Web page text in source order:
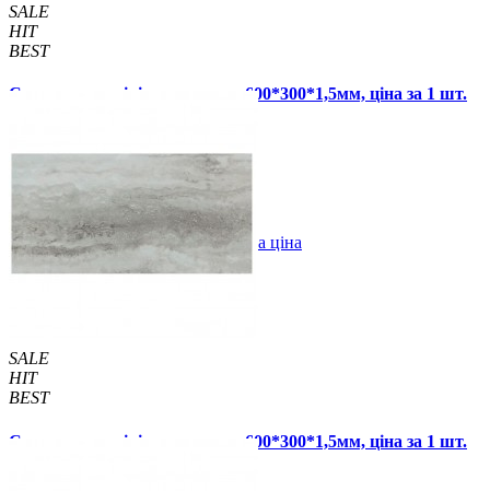
SALE
HIT
BEST
Самоклеюча вінілова плитка 600*300*1,5мм, ціна за 1 шт.
67 грн. 120 грн.
Купити В закладки Оптова ціна
SALE
HIT
BEST
Самоклеюча вінілова плитка 600*300*1,5мм, ціна за 1 шт.